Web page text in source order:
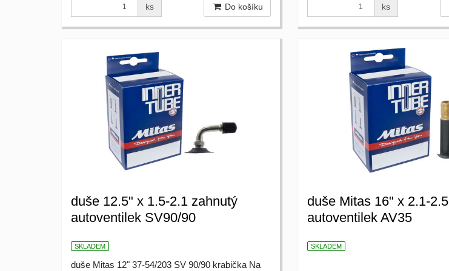
ks Do košíku ks
duše 12.5" x 1.5-2.1 zahnutý
autoventilek SV90/90
SKLADEM
duše Mitas 12" 37-54/203 SV 90/90 krabička Na
duše Mitas 16" x 2.1-2.5
autoventilek AV35
SKLADEM